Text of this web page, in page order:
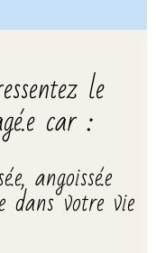
le
car :
angoissé.e
votre vie